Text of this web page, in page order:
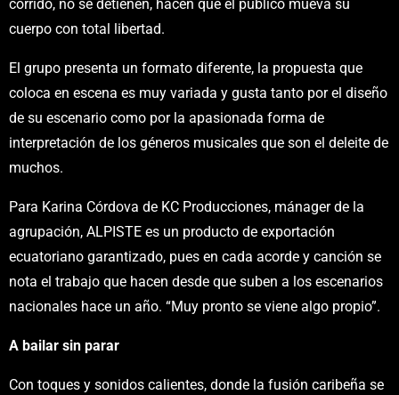
corrido, no se detienen, hacen que el público mueva su
cuerpo con total libertad.
El grupo presenta un formato diferente, la propuesta que
coloca en escena es muy variada y gusta tanto por el diseño
de su escenario como por la apasionada forma de
interpretación de los géneros musicales que son el deleite de
muchos.
Para Karina Córdova de KC Producciones, mánager de la
agrupación, ALPISTE es un producto de exportación
ecuatoriano garantizado, pues en cada acorde y canción se
nota el trabajo que hacen desde que suben a los escenarios
nacionales hace un año. “Muy pronto se viene algo propio”.
A bailar sin parar
Con toques y sonidos calientes, donde la fusión caribeña se